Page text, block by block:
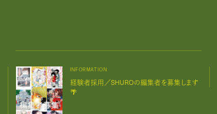
INFORMATION
経験者採用／SHUROの編集者を募集します
🌴